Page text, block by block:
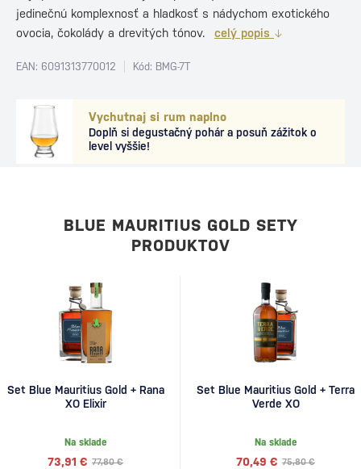
Vychutnaj si rum naplno
Doplň si degustačný pohár a posuň zážitok o
level vyššie!
jedinečnú komplexnosť a hladkosť s nádychom exotického
ovocia, čokolády a drevitých tónov.
celý popis
EAN: 6091313770012 Kód: BMG-7T
BLUE MAURITIUS GOLD SETY
PRODUKTOV
Set Blue Mauritius Gold + Rana
XO Elixir
Na sklade
77,80 €
73,91 €
Set Blue Mauritius Gold + Terra
Verde XO
Na sklade
75,80 €
70,49 €